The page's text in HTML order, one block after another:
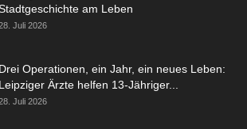
am Leben
Juli 2026
Drei Operationen, ein Jahr, ein neues Leben:
Leipziger Ärzte helfen 13-Jähriger...
Juli 2026